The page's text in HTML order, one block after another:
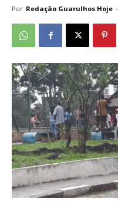
Por Redação Guarulhos Hoje -